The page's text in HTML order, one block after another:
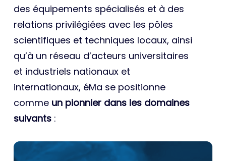
des équipements spécialisés et à des
relations privilégiées avec les pôles
scientifiques et techniques locaux, ainsi
qu’à un réseau d’acteurs universitaires
et industriels nationaux et
internationaux, éMa se positionne
comme un pionnier dans les domaines
suivants :